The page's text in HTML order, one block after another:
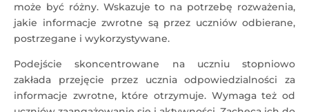
może być różny. Wskazuje to na potrzebę rozważenia,
jakie informacje zwrotne są przez uczniów odbierane,
postrzegane i wykorzystywane.
Podejście skoncentrowane na uczniu stopniowo
zakłada przejęcie przez ucznia odpowiedzialności za
informacje zwrotne, które otrzymuje. Wymaga też od